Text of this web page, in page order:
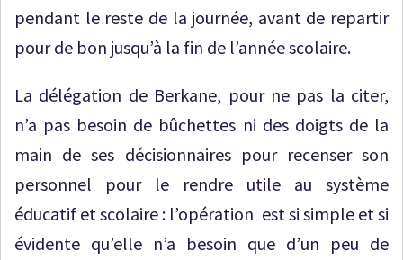
pendant le reste de la journée, avant de repartir
pour de bon jusqu’à la fin de l’année scolaire.
La délégation de Berkane, pour ne pas la citer,
n’a pas besoin de bûchettes ni des doigts de la
main de ses décisionnaires pour recenser son
personnel pour le rendre utile au système
éducatif et scolaire : l’opération est si simple et si
évidente qu’elle n’a besoin que d’un peu de